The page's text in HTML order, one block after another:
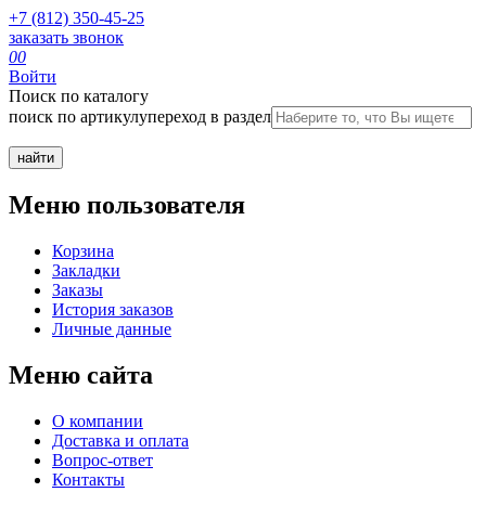
+7 (812) 350-45-25
заказать звонок
00
Войти
Поиск по каталогу
поиск по артикулупереход в раздел
Меню пользователя
Корзина
Закладки
Заказы
История заказов
Личные данные
Меню сайта
О компании
Доставка и оплата
Вопрос-ответ
Контакты